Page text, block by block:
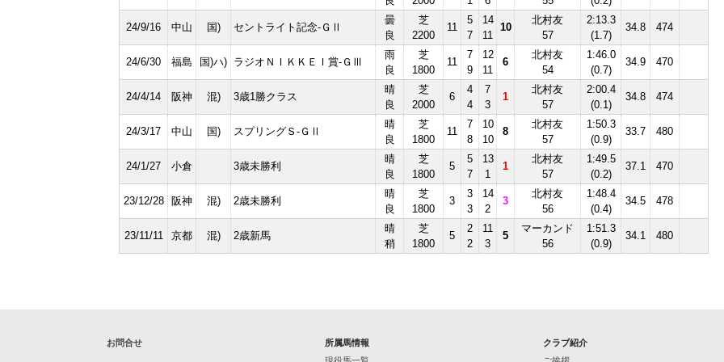
24/9/16 中山 国) セントライト記念-ＧⅡ
曇
良
芝
2200
11
5
7
14
11
10
北村友
57
2:13.3
(1.7)
34.8 474
24/6/30 福島 国)ハ) ラジオＮＩＫＫＥＩ賞-ＧⅢ
雨
良
芝
1800
11
7
9
12
11
6
北村友
54
1:46.0
(0.7)
34.9 470
24/4/14 阪神 混) 3歳1勝クラス
晴
良
芝
2000
6
4
4
7
3
1
北村友
57
2:00.4
(0.1)
34.8 474
24/3/17 中山 国) スプリングＳ-ＧⅡ
晴
良
芝
1800
11
7
8
10
10
8
北村友
57
1:50.3
(0.9)
33.7 480
24/1/27 小倉 3歳未勝利
晴
良
芝
1800
5
5
7
13
1
1
北村友
57
1:49.5
(0.2)
37.1 470
23/12/28 阪神 混) 2歳未勝利
晴
良
芝
1800
3
3
3
14
2
3
北村友
56
1:48.4
(0.4)
34.5 478
23/11/11 京都 混) 2歳新馬
晴
稍
芝
1800
5
2
2
11
3
5
マーカンド
56
1:51.3
(0.9)
34.1 480
お問合せ
所属馬情報
クラブ紹介